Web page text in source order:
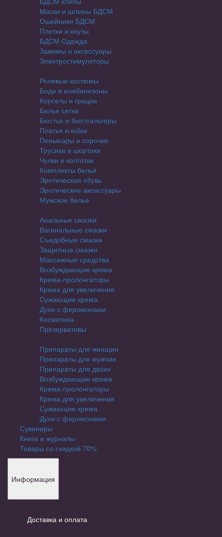
Маски и шлемы БДСМ
Ошейники БДСМ
Плетки и кнуты
БДСМ Одежда
Зажимы и аксессуары
Электростимуляторы
Ролевые костюмы
Боди и комбинезоны
Корсеты и грации
Белье сетка
Бюстье и бюстгальтеры
Платья и юбки
Пеньюары и сорочки
Трусики и шортики
Чулки и колготки
Комплекты белья
Эротическая обувь
Эротические аксессуары
Мужское белье
Анальные смазки
Вагинальные смазки
Съедобные смазки
Защитные смазки
Массажные средства
Возбуждающие крема
Крема-пролонгаторы
Крема для увеличения
Сужающие крема
Духи с феромонами
Косметика
Презервативы
Препараты для женщин
Препараты для мужчин
Препараты для двоих
Возбуждающие крема
Крема-пролонгаторы
Крема для увеличения
Сужающие крема
Духи с феромонами
Сувениры
Книги и журналы
Товары со скидкой 70%
Информация
Доставка и оплата